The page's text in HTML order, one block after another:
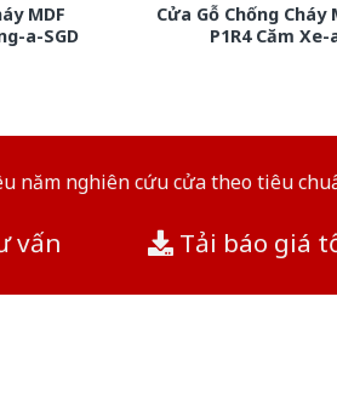
MDF
a-SGD
Cửa Gỗ Chống Cháy
P1R4 Căm Xe-
năm nghiên cứu cửa theo tiêu
vấn Tải báo giá